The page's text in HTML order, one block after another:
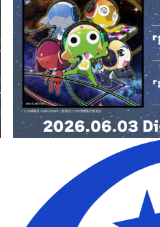
LIVE VIDEO
PROFILE GOODS
CONTACT